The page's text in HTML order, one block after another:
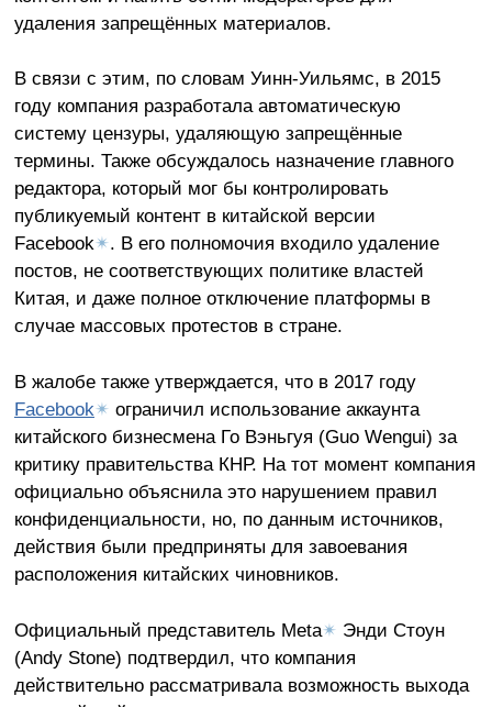
удаления запрещённых материалов.
В связи с этим, по словам Уинн-Уильямс, в 2015
году компания разработала автоматическую
систему цензуры, удаляющую запрещённые
термины. Также обсуждалось назначение главного
редактора, который мог бы контролировать
публикуемый контент в китайской версии
Facebook✴. В его полномочия входило удаление
постов, не соответствующих политике властей
Китая, и даже полное отключение платформы в
случае массовых протестов в стране.
В жалобе также утверждается, что в 2017 году
Facebook✴ ограничил использование аккаунта
китайского бизнесмена Го Вэньгуя (Guo Wengui) за
критику правительства КНР. На тот момент компания
официально объяснила это нарушением правил
конфиденциальности, но, по данным источников,
действия были предприняты для завоевания
расположения китайских чиновников.
Официальный представитель Meta✴ Энди Стоун
(Andy Stone) подтвердил, что компания
действительно рассматривала возможность выхода